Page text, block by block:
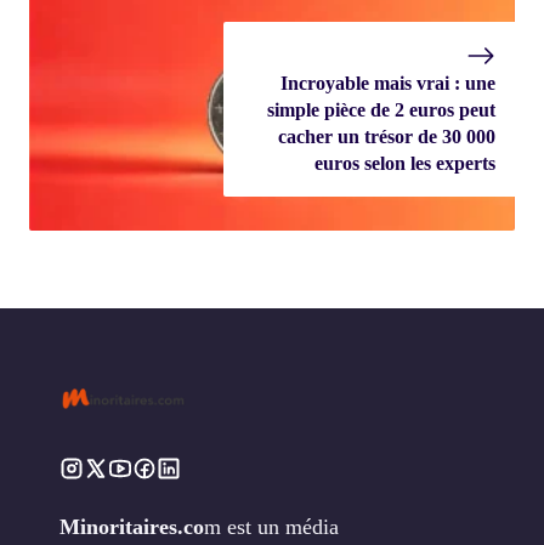
Incroyable mais vrai : une
simple pièce de 2 euros peut
cacher un trésor de 30 000
euros selon les experts
Minoritaires.com est un média